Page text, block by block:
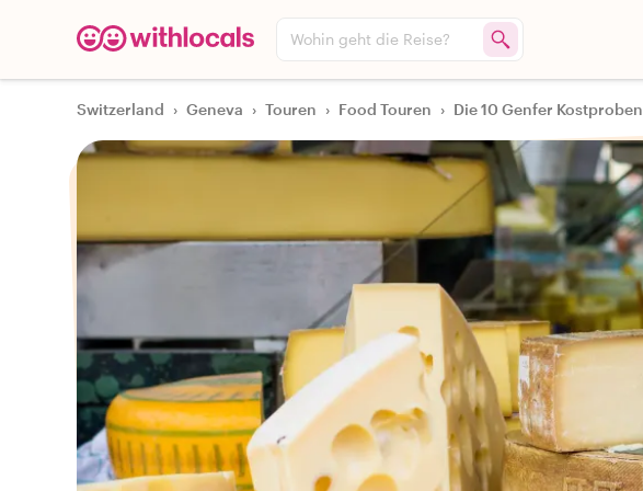
Wohin geht die Reise?
Switzerland › Geneva › Touren › Food Touren › Die 10 Genfer Kostproben